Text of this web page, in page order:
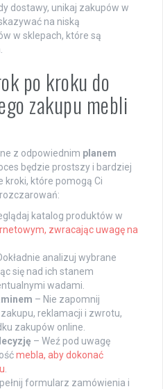
dostawy, unikaj zakupów w
na niską
w sklepach, które są
po kroku do
zakupu mebli
z odpowiednim planem
będzie prostszy i bardziej
kroki, które pomogą Ci
katalog produktów w
zwracając uwagę na
analizuj wybrane
się nad ich stanem
wadami.
– Nie zapomnij
reklamacji i zwrotu,
zakupów online.
– Weź pod uwagę
mebla, aby dokonać
formularz zamówienia i